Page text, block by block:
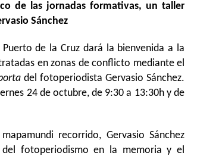
de las jornadas formativas, un taller
Sánchez
de la Cruz dará la bienvenida a la
en zonas de conflicto mediante el
del fotoperiodista Gervasio Sánchez.
24 de octubre, de 9:30 a 13:30h y de
recorrido, Gervasio Sánchez
fotoperiodismo en la memoria y el